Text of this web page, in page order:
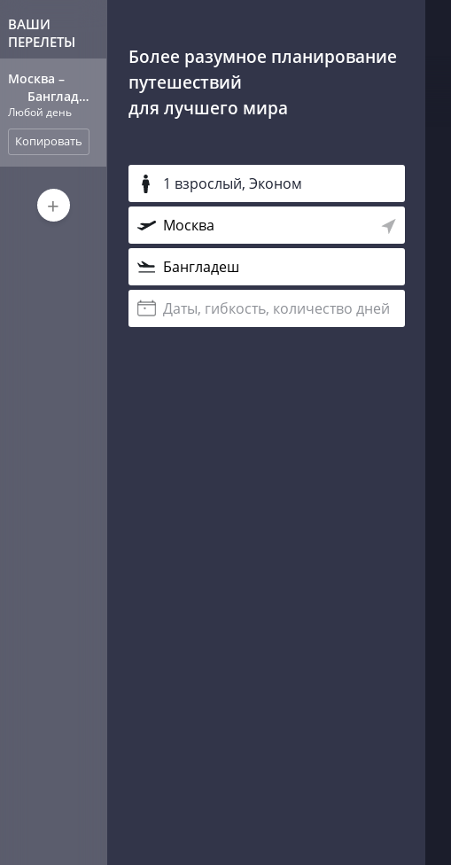
ВАШИ
ПЕРЕЛЕТЫ
Москва –
Бангладеш
Любой день
Копировать
+
Более разумное планирование
путешествий
для лучшего мира
1 взрослый, Эконом
Даты, гибкость, количество дней